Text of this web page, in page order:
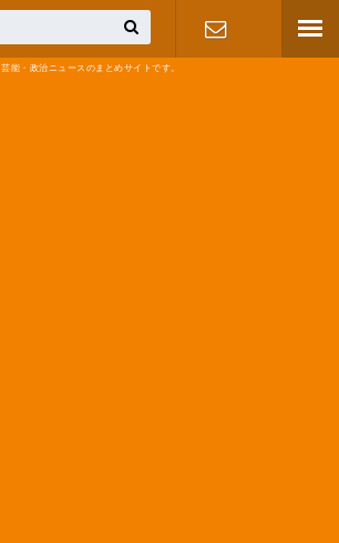
芸能・政治ニュースのまとめサイトです。